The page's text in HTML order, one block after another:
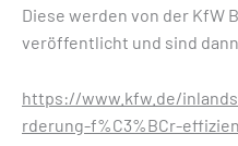
Diese werden von der KfW
veröffentlicht und sind
https://www.kfw.de/
rderung-f%C3%BCr-